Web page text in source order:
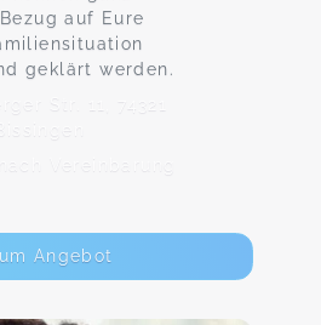
auf Eure
geklärt werden.
Str. 11, 74321
Vereinbarung
Angebot